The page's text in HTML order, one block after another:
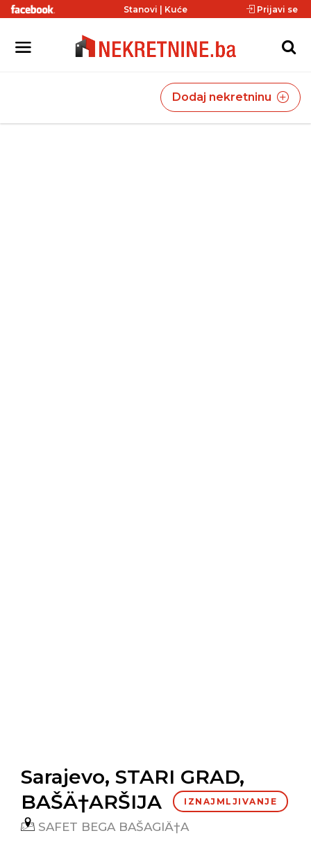
Stanovi Kuće Prijavi se
Dodaj nekretninu
Sarajevo, STARI GRAD,
BAŠÄ†ARŠIJA
IZNAJMLJIVANJE
SAFET BEGA BAŠAGIÄ†A